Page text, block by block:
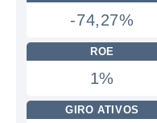
-74,27%
ROE
1%
GIRO ATIVOS